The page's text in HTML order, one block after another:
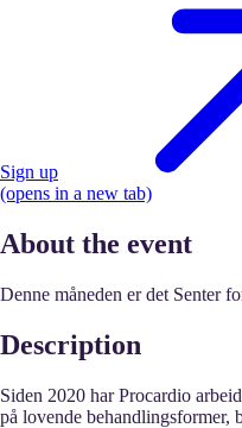
Sign up
(opens in a new tab)
About the event
Denne måneden er det Senter
Description
Siden 2020 har Procardio
på lovende behandlingsformer,